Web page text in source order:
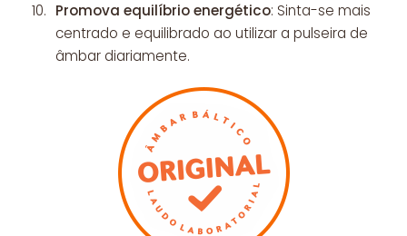
Promova equilíbrio energético: Sinta-se mais
centrado e equilibrado ao utilizar a pulseira de
âmbar diariamente.